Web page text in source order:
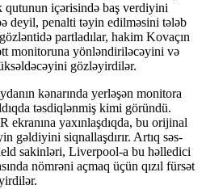
içərisində baş verdiyini
deyil, penalti təyin edilməsini tələb
partladılar, hakim Kovaçın
monitoruna yönləndiriləcəyini və
gözləyirdilər.
kənarında yerləşən monitora
təsdiqlənmiş kimi göründü.
ekranına yaxınlaşdıqda, bu orijinal
gəldiyini siqnallaşdırır. Artıq səs-
sakinləri, Liverpool-a bu həlledici
nömrəni açmaq üçün qızıl fürsət